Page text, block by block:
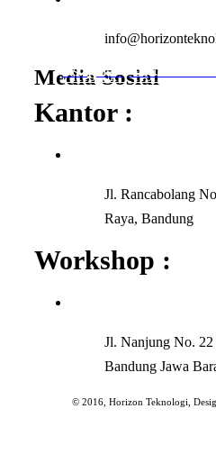
Media Sosial
Facebook │ Horizon
Instagram │
Kantor :
Jl. Rancabolang
Raya, Bandung
Workshop :
Jl. Nanjung No.
Bandung Jawa
© 2016, Horizon Teknologi,